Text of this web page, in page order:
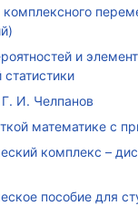
и
Г. И. Челпанов
математике с
комплекс –
пособие для